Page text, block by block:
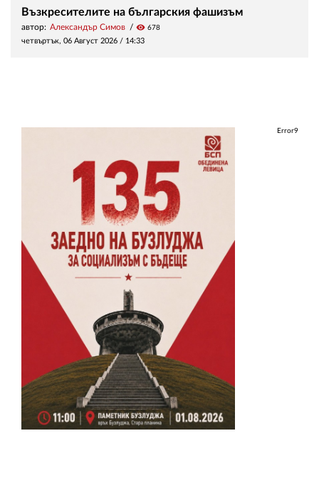
Възкресителите на българския фашизъм
автор: Александър Симов visibility 678
четвъртък, 06 Август 2026 / 14:33
Error9